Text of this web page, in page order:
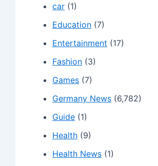
car (1)
Education (7)
Entertainment (17)
Fashion (3)
Games (7)
Germany News (6,782)
Guide (1)
Health (9)
Health News (1)